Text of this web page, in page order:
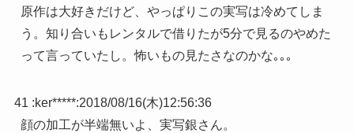
原作は大好きだけど、やっぱりこの実写は冷めてしま
う。知り合いもレンタルで借りたが5分で見るのやめた
って言っていたし。怖いもの見たさなのかな｡｡｡
41 :ker*****:2018/08/16(木)12:56:36
顔の加工が半端無いよ、実写銀さん。